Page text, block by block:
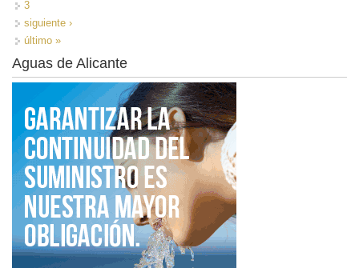
3
siguiente ›
último »
Aguas de Alicante